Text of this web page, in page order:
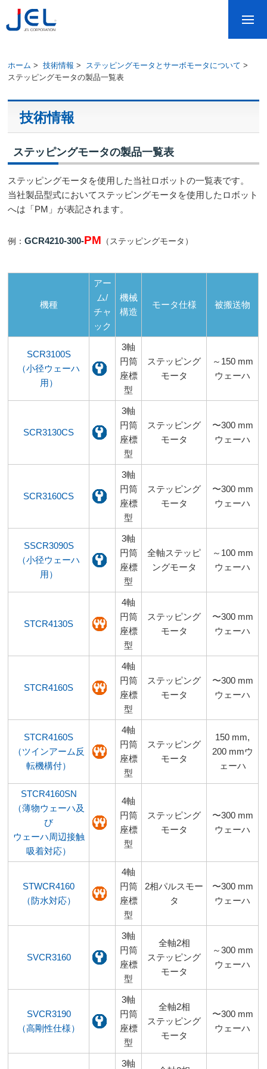
ホーム > 技術情報 > ステッピングモータとサーボモータについて >
ステッピングモータの製品一覧表
技術情報
ステッピングモータの製品一覧表
ステッピングモータを使用した当社ロボットの一覧表です。
当社製品型式においてステッピングモータを使用したロボット
へは「PM」が表記されます。
例：GCR4210-300-PM （ステッピングモータ）
機種
アー
ム/
チャ
ック
機械
構造
モータ仕様 被搬送物
SCR3100S
（小径ウェーハ
用）
3軸
円筒
座標
型
ステッピング
モータ
～150 mm
ウェーハ
SCR3130CS
3軸
円筒
座標
型
ステッピング
モータ
〜300 mm
ウェーハ
SCR3160CS
3軸
円筒
座標
型
ステッピング
モータ
〜300 mm
ウェーハ
SSCR3090S
（小径ウェーハ
用）
3軸
円筒
座標
型
全軸ステッピ
ングモータ
～100 mm
ウェーハ
STCR4130S
4軸
円筒
座標
型
ステッピング
モータ
〜300 mm
ウェーハ
STCR4160S
4軸
円筒
座標
型
ステッピング
モータ
〜300 mm
ウェーハ
STCR4160S
（ツインアーム反
転機構付）
4軸
円筒
座標
型
ステッピング
モータ
150 mm,
200 mmウ
ェーハ
STCR4160SN
（薄物ウェーハ及
び
ウェーハ周辺接触
吸着対応）
4軸
円筒
座標
型
ステッピング
モータ
〜300 mm
ウェーハ
STWCR4160
（防水対応）
4軸
円筒
座標
型
2相パルスモー
タ
〜300 mm
ウェーハ
SVCR3160
3軸
円筒
座標
型
全軸2相
ステッピング
モータ
～300 mm
ウェーハ
SVCR3190
（高剛性仕様）
3軸
円筒
座標
型
全軸2相
ステッピング
モータ
〜300 mm
ウェーハ
3軸